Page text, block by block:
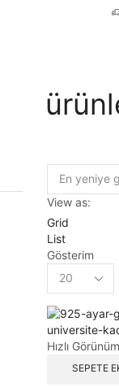
View as:
Grid
List
Gösterim
Hızlı Görünüm
SEPETE